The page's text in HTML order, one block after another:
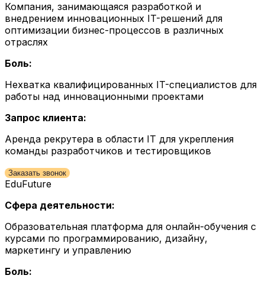
Компания, занимающаяся разработкой и
внедрением инновационных IT-решений для
оптимизации бизнес-процессов в различных
отраслях
Боль:
Нехватка квалифицированных IT-специалистов для
работы над инновационными проектами
Запрос клиента:
Аренда рекрутера в области IT для укрепления
команды разработчиков и тестировщиков
Заказать звонок
EduFuture
Сфера деятельности:
Образовательная платформа для онлайн-обучения с
курсами по программированию, дизайну,
маркетингу и управлению
Боль: